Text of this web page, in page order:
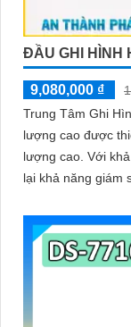
ĐẦU GHI HÌNH
9,080,000 ₫
Trung Tâm Ghi
lượng cao được
lượng cao. Với khả năng ghi hình 16 kênh, Đầu ghi này mang
lại khả năng giám